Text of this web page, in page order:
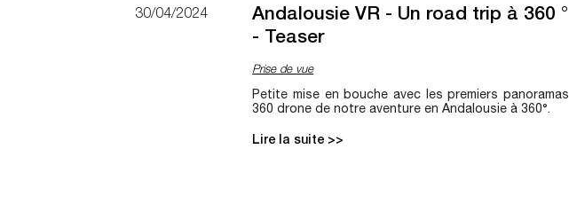
30/04/2024
Andalousie VR - Un road trip à 360 °
- Teaser
Prise de vue
Petite mise en bouche avec les premiers panoramas
360 drone de notre aventure en Andalousie à 360°.
Lire la suite >>